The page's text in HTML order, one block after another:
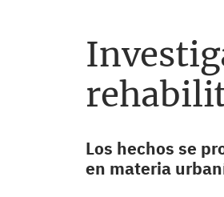
Los hechos se
en materia